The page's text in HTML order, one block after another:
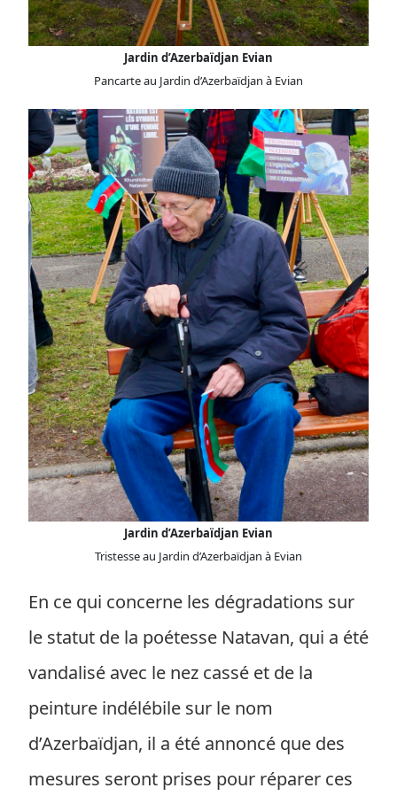
Jardin d’Azerbaïdjan Evian
Pancarte au Jardin d’Azerbaïdjan à Evian
Jardin d’Azerbaïdjan Evian
Tristesse au Jardin d’Azerbaïdjan à Evian
En ce qui concerne les dégradations sur
le statut de la poétesse Natavan, qui a été
vandalisé avec le nez cassé et de la
peinture indélébile sur le nom
d’Azerbaïdjan, il a été annoncé que des
mesures seront prises pour réparer ces